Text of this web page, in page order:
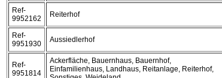
Ref-
9952162
Reiterhof
Ref-
9951930
Aussiedlerhof
Ref-
9951814
Ackerfläche, Bauernhaus, Bauernhof,
Einfamilienhaus, Landhaus, Reitanlage, Reiterhof,